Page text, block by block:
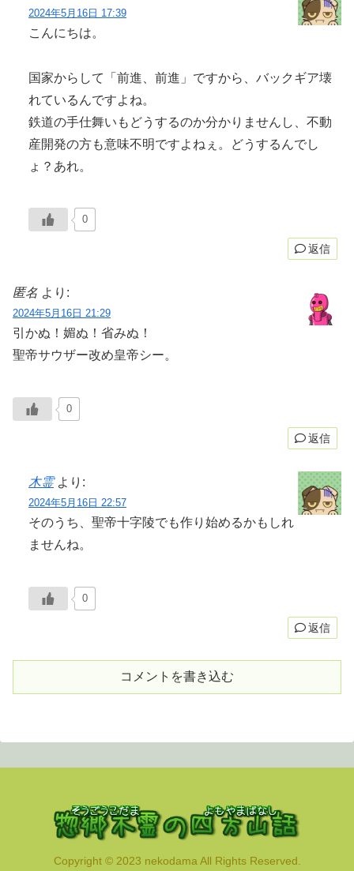
2024年5月16日 17:39
こんにちは。
国家からして「前進、前進」ですから、バックギア壊
れているんですよね。
鉄道の手仕舞いもどうするのか分かりませんし、不動
産開発の方も意味不明ですよねぇ。どうするんでし
ょ？あれ。
0
返信
匿名 より:
2024年5月16日 21:29
引かぬ！媚ぬ！省みぬ！
聖帝サウザー改め皇帝シー。
0
返信
木霊 より:
2024年5月16日 22:57
そのうち、聖帝十字陵でも作り始めるかもしれ
ませんね。
0
返信
コメントを書き込む
Copyright © 2023 nekodama All Rights Reserved.